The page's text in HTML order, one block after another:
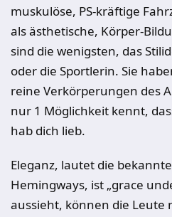
muskulöse, PS-kräftige
als ästhetische, Körper-
sind die wenigsten, das
oder die Sportlerin. Sie
reine Verkörperungen des
nur 1 Möglichkeit kennt,
hab dich lieb.
Eleganz, lautet die
Hemingways, ist „grace
aussieht, können die Leute